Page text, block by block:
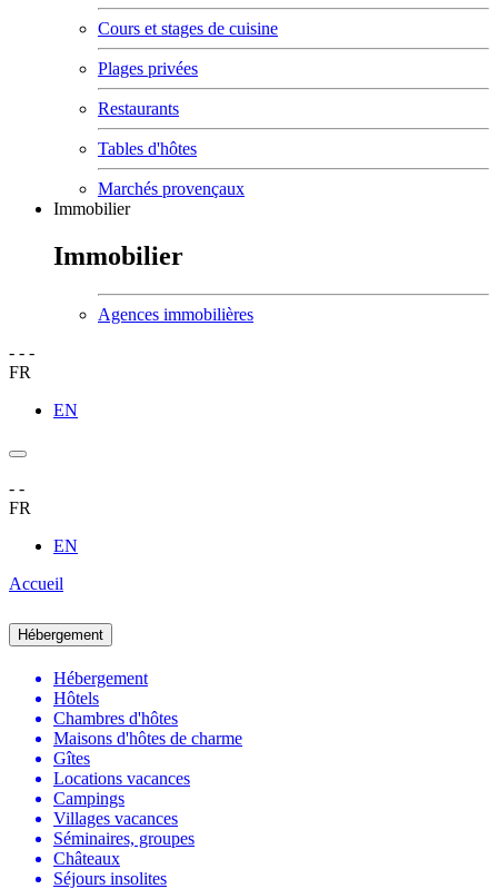
Cours et stages de cuisine
Plages privées
Restaurants
Tables d'hôtes
Marchés provençaux
Immobilier
Immobilier
Agences immobilières
- - -
FR
EN
- -
FR
EN
Accueil
Hébergement
Hébergement
Hôtels
Chambres d'hôtes
Maisons d'hôtes de charme
Gîtes
Locations vacances
Campings
Villages vacances
Séminaires, groupes
Châteaux
Séjours insolites